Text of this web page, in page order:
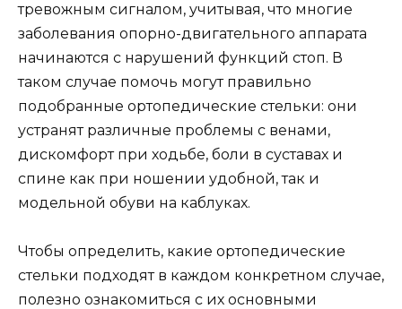
тревожным сигналом, учитывая, что многие
заболевания опорно-двигательного аппарата
начинаются с нарушений функций стоп. В
таком случае помочь могут правильно
подобранные ортопедические стельки: они
устранят различные проблемы с венами,
дискомфорт при ходьбе, боли в суставах и
спине как при ношении удобной, так и
модельной обуви на каблуках.
Чтобы определить, какие ортопедические
стельки подходят в каждом конкретном случае,
полезно ознакомиться с их основными